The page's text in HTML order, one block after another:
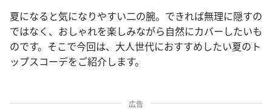
夏になると気になりやすい二の腕。できれば無理に隠すの
ではなく、おしゃれを楽しみながら自然にカバーしたいも
のです。そこで今回は、大人世代におすすめしたい夏のト
ップスコーデをご紹介します。
広告